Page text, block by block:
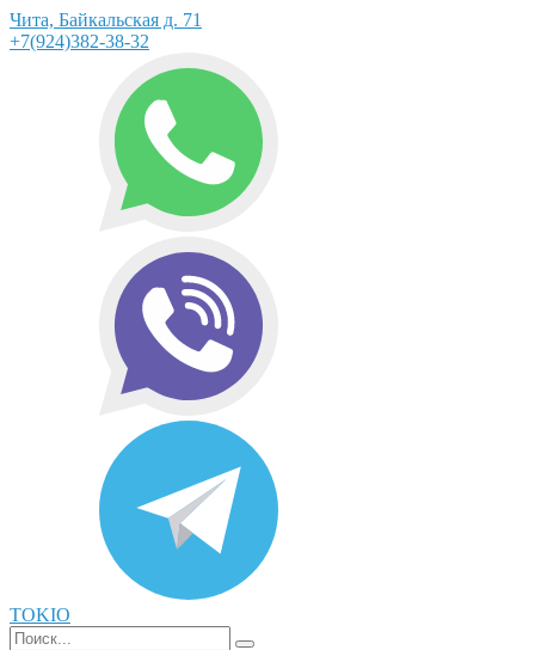
Чита, Байкальская д. 71
+7(924)382-38-32
TOKIO